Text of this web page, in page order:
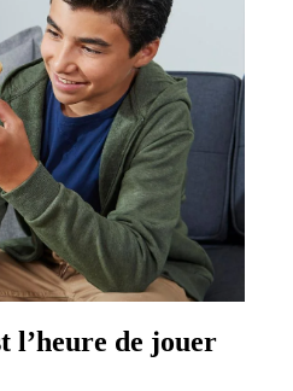
l’heure de jouer